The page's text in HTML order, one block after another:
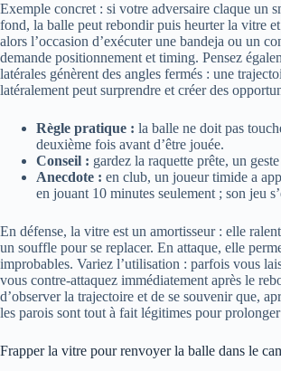
Exemple concret : si votre adversaire claque un
fond, la balle peut rebondir puis heurter la vitre
alors l’occasion d’exécuter une bandeja ou un
demande positionnement et timing. Pensez
latérales génèrent des angles fermés : une
latéralement peut surprendre et créer des
Règle pratique : la balle ne doit pas
deuxième fois avant d’être jouée.
Conseil : gardez la raquette prête, un
Anecdote : en club, un joueur timide a
en jouant 10 minutes seulement ; son jeu
En défense, la vitre est un amortisseur : elle
un souffle pour se replacer. En attaque, elle
improbables. Variez l’utilisation : parfois vous
vous contre-attaquez immédiatement après le
d’observer la trajectoire et de se souvenir que,
les parois sont tout à fait légitimes pour prolonger
Frapper la vitre pour renvoyer la balle dans le